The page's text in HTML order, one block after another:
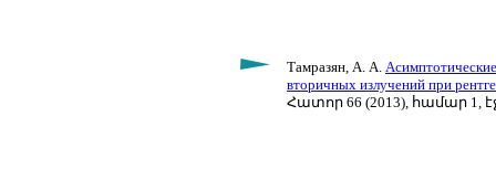
Тамразян, А. А.
вторичных излучений при
Հատոր 66 (2013), համար 1,